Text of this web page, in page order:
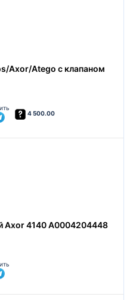
Axor/Atego с клапаном
4 500.00
Axor 4140 A0004204448